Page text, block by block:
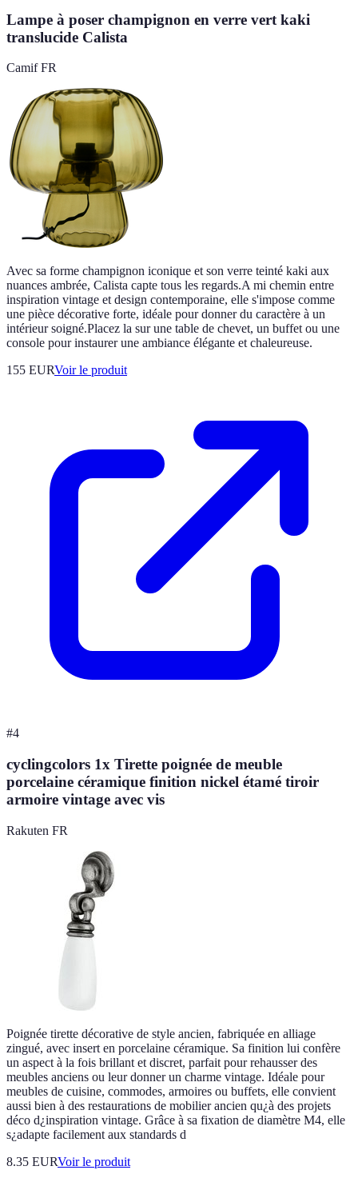
Lampe à poser champignon en verre vert kaki
translucide Calista
Camif FR
Avec sa forme champignon iconique et son verre teinté kaki aux
nuances ambrée, Calista capte tous les regards.A mi chemin entre
inspiration vintage et design contemporaine, elle s'impose comme
une pièce décorative forte, idéale pour donner du caractère à un
intérieur soigné.Placez la sur une table de chevet, un buffet ou une
console pour instaurer une ambiance élégante et chaleureuse.
155 EURVoir le produit
#4
cyclingcolors 1x Tirette poignée de meuble
porcelaine céramique finition nickel étamé tiroir
armoire vintage avec vis
Rakuten FR
Poignée tirette décorative de style ancien, fabriquée en alliage
zingué, avec insert en porcelaine céramique. Sa finition lui confère
un aspect à la fois brillant et discret, parfait pour rehausser des
meubles anciens ou leur donner un charme vintage. Idéale pour
meubles de cuisine, commodes, armoires ou buffets, elle convient
aussi bien à des restaurations de mobilier ancien qu¿à des projets
déco d¿inspiration vintage. Grâce à sa fixation de diamètre M4, elle
s¿adapte facilement aux standards d
8.35 EURVoir le produit